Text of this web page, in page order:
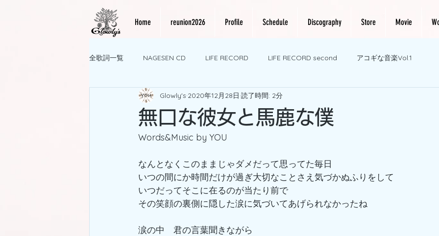
Home reunion2026 Profile Schedule Discography Store Movie
全歌詞一覧 NAGESEN CD LIFE RECORD LIFE RECORD second アコギな音楽Vol.1
無口な彼女と馬鹿な僕
Glowly's 2020年12月28日 読了時間: 2分
Words&Music by YOU
なんとなくこのままじゃダメだって思ってた毎日
いつの間にか時間だけが過ぎ大切なことさえ気づかぬふりをして
いつだってそこに在るのが当たり前で
その笑顔の裏側に隠した涙に気づいてあげられなかったね
涙の中　君の言葉聞きながら